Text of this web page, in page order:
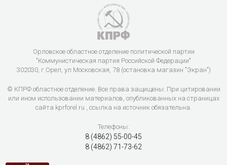
Орловское областное отделение политической партии
"Коммунистическая партия Российской Федерации"
302030, г.Орел, ул Московская, 78 (остановка магазин "Экран")
© КПРФ областное отделение. Все права защищены. При цитировании
или ином использовании материалов, опубликованных на страницах
сайта kprforel.ru , ссылка на источник обязательна.
Телефоны:
8 (4862) 55-00-45
8 (4862) 71-73-62